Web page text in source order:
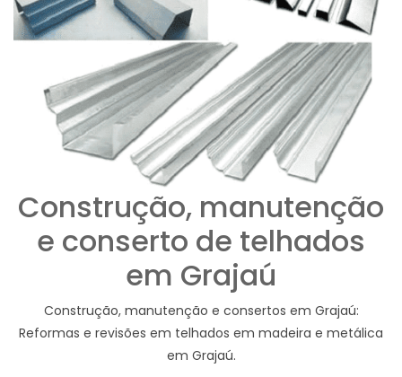
Construção, manutenção
e conserto de telhados
em Grajaú
Construção, manutenção e consertos em Grajaú:
Reformas e revisões em telhados em madeira e metálica
em Grajaú.